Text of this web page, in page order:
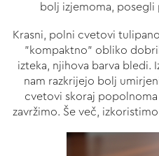
bolj izjemoma, posegli
Krasni, polni cvetovi
"kompaktno" obliko
izteka, njihova barva bledi.
nam razkrijejo bolj
cvetovi skoraj
zavržimo. Še več,